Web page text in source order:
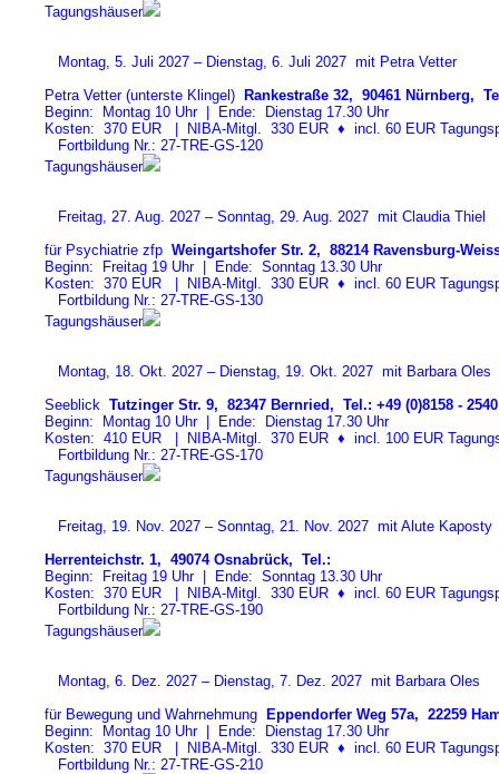
Tagungshäuser
Montag, 5. Juli 2027 – Dienstag, 6. Juli 2027 mit Petra Vetter
Petra Vetter (unterste Klingel)
Rankestraße 32, 90461 Nürnberg,
Beginn: Montag 10 Uhr | Ende: Dienstag 17.30 Uhr
Kosten: 370 EUR | NIBA-Mitgl. 330 EUR ♦ incl. 60 EUR
Fortbildung Nr.: 27-TRE-GS-120
Tagungshäuser
Freitag, 27. Aug. 2027 – Sonntag, 29. Aug. 2027 mit Claudia Thiel
für Psychiatrie zfp Weingartshofer Str. 2, 88214 Ravensburg-
Beginn: Freitag 19 Uhr | Ende: Sonntag 13.30 Uhr
Kosten: 370 EUR | NIBA-Mitgl. 330 EUR ♦ incl. 60 EUR
Fortbildung Nr.: 27-TRE-GS-130
Tagungshäuser
Montag, 18. Okt. 2027 – Dienstag, 19. Okt. 2027 mit Barbara Oles
Seeblick Tutzinger Str. 9, 82347 Bernried, Tel.: +49 (0)8158 - 2540
Beginn: Montag 10 Uhr | Ende: Dienstag 17.30 Uhr
Kosten: 410 EUR | NIBA-Mitgl. 370 EUR ♦ incl. 100 EUR
Fortbildung Nr.: 27-TRE-GS-170
Tagungshäuser
Freitag, 19. Nov. 2027 – Sonntag, 21. Nov. 2027 mit Alute Kaposty
Herrenteichstr. 1, 49074 Osnabrück, Tel.:
Beginn: Freitag 19 Uhr | Ende: Sonntag 13.30 Uhr
Kosten: 370 EUR | NIBA-Mitgl. 330 EUR ♦ incl. 60 EUR
Fortbildung Nr.: 27-TRE-GS-190
Tagungshäuser
Montag, 6. Dez. 2027 – Dienstag, 7. Dez. 2027 mit Barbara Oles
für Bewegung und Wahrnehmung
Eppendorfer Weg 57a, 22259
Beginn: Montag 10 Uhr | Ende: Dienstag 17.30 Uhr
Kosten: 370 EUR | NIBA-Mitgl. 330 EUR ♦ incl. 60 EUR
Fortbildung Nr.: 27-TRE-GS-210